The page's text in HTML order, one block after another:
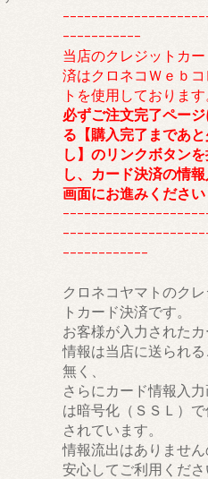
-----------
当店のクレジットカ
済はクロネコＷｅｂ
トを使用しておりま
必ずご注文完了ペー
る【購入完了まであ
し】のリンクボタン
し、カード決済の情
画面にお進みください
------------
クロネコヤマトのク
トカード決済です。
お客様が入力された
情報は当店に送られ
無く、
さらにカード情報入
は暗号化（ＳＳＬ）
されています。
情報流出はありませ
安心してご利用くだ